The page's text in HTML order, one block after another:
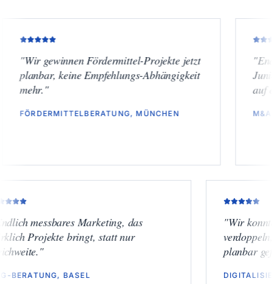
gewinnen Fördermittel-Projekte jetzt
keine Empfehlungs-Abhängigkeit
MÜNCHEN
Endlich
Junior-
auf einem
M&A-
"Endlich messbares Marketing, das
wirklich Projekte bringt, statt nur
Reichweite.
ESG-BERATUNG, BASEL
"